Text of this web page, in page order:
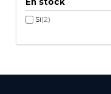
Si(2)